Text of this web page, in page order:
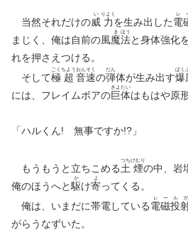
当然それだけの威
い
力
りよく
を生み出した電
レ
まじく、俺は自前の風魔
ま
法
ほう
と身体強化
れを押さえつける。
そして極
ごく
超
ちよう
音
おん
速
そく
の弾
だん
体が生み出す爆
ばく
には、フレイムボアの巨
きよ
体
たい
はもはや原
「ハルくん! 無事ですか!?」
もうもうと立ちこめる土
つち
煙
けむり
の中、岩
俺のほうへと駆
か
け寄
よ
ってくる。
俺は、いまだに帯電している電
レ
磁
ー
投
ル ガ
がらうなずいた。